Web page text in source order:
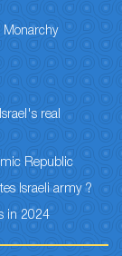
Monarchy
real
Republic
Israeli army ?
in 2024